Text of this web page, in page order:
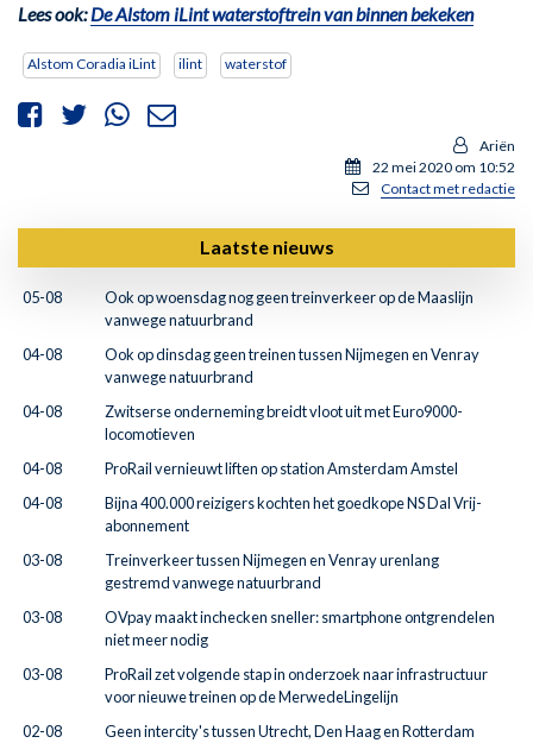
Lees ook:De Alstom iLint waterstoftrein van binnen bekeken
Alstom Coradia iLint ilint waterstof
Ariën
22 mei 2020 om 10:52
Contact met redactie
Laatste nieuws
05-08
Ook op woensdag nog geen treinverkeer op de Maaslijn
vanwege natuurbrand
04-08
Ook op dinsdag geen treinen tussen Nijmegen en Venray
vanwege natuurbrand
04-08
Zwitserse onderneming breidt vloot uit met Euro9000-
locomotieven
04-08
ProRail vernieuwt liften op station Amsterdam Amstel
04-08
Bijna 400.000 reizigers kochten het goedkope NS Dal Vrij-
abonnement
03-08
Treinverkeer tussen Nijmegen en Venray urenlang
gestremd vanwege natuurbrand
03-08
OVpay maakt inchecken sneller: smartphone ontgrendelen
niet meer nodig
03-08
ProRail zet volgende stap in onderzoek naar infrastructuur
voor nieuwe treinen op de MerwedeLingelijn
02-08
Geen intercity's tussen Utrecht, Den Haag en Rotterdam